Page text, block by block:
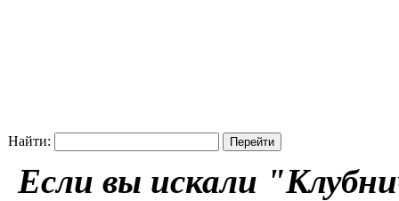
Найти:
Если вы искали